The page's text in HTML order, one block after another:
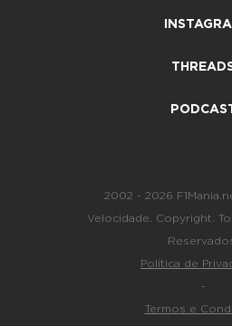
2002 - 2026
Velocidade. Copyright.
Política de
-
Termos e